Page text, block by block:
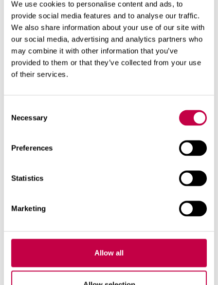
We use cookies to personalise content and ads, to
provide social media features and to analyse our traffic.
We also share information about your use of our site with
our social media, advertising and analytics partners who
may combine it with other information that you’ve
provided to them or that they’ve collected from your use
of their services.
Selection
Necessary
Preferences
Statistics
Marketing
Allow all
Padomi soli pa solim, kā pareizi pārstādīt
augu no viena poda citā.
Ja ievērosiet norādījumus, augsnei būs izturīga
struktūra un tā tiks saglabāta līdz nākamajai
augsnes maiņai.
aplaistiet augu. Tādā veidā būs vieglāk
2. Augsni pirms likšanas podā samitriniet
atsevišķā traukā - 1 dl ūdens uz 1 l augsnes.
3. Izņemiet augu no vecā poda un viegli
atdaliet no saknēm veco augsni. Izgrieziet
4. Pirms lieciet puķu podā jaunu augsni,
ieberiet tajā dazus centimetrus Biolan